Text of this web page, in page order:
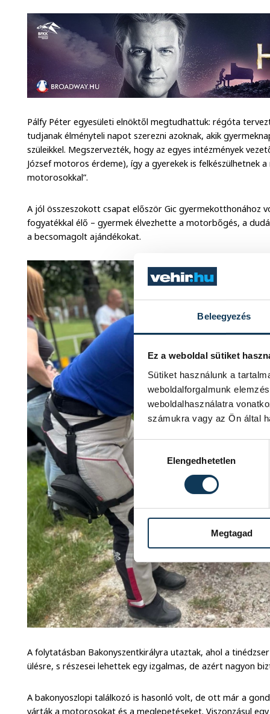
Beleegyezés
Ez a weboldal sütiket
Sütiket használunk a
weboldalforgalmunk
weboldalhasználatra
számukra vagy az Ön által
Elengedhetetlen
Megtagad
Pálfy Péter egyesületi elnöktől megtudhattuk: régóta
tudjanak élményteli napot szerezni azoknak, akik
szüleikkel. Megszervezték, hogy az egyes intézmények
József motoros érdeme), így a gyerekek is felkészülhetnek
motorosokkal”.
A jól összeszokott csapat először Gic gyermekotthonához
fogyatékkal élő – gyermek élvezhette a motorbőgés, a
a becsomagolt ajándékokat.
A folytatásban Bakonyszentkirályra utaztak, ahol a
ülésre, s részesei lehettek egy izgalmas, de azért nagyon
A bakonyoszlopi találkozó is hasonló volt, de ott már a
várták a motorosokat és a meglepetéseket. Viszonzásul